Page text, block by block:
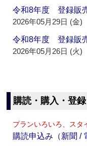
令和8年度 登録販
2026年05月29日 (金)
令和8年度 登録販
2026年05月26日 (火)
購読・購入・登録
プランいろいろ、スタ
購読申込み（新聞 /